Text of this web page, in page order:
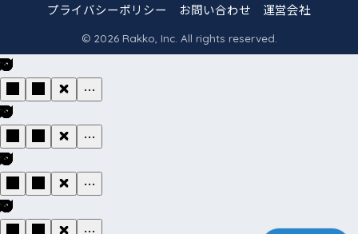
プライバシーポリシー
お問い合わせ 運営会社
© 2026 Rakko, Inc. All rights reserved.
…
…
…